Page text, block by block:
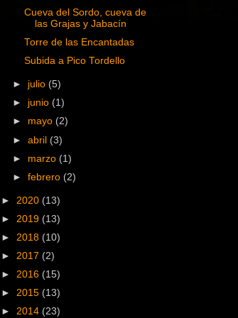
Cueva del Sordo, cueva de
las Grajas y Jabacín
Torre de las Encantadas
Subida a Pico Tordello
► julio (5)
► junio (1)
► mayo (2)
► abril (3)
► marzo (1)
► febrero (2)
► 2020 (13)
► 2019 (13)
► 2018 (10)
► 2017 (2)
► 2016 (15)
► 2015 (13)
► 2014 (23)